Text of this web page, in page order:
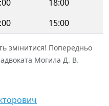
18:00
15:00
змінитися! Попередньо
Могила Д. В.